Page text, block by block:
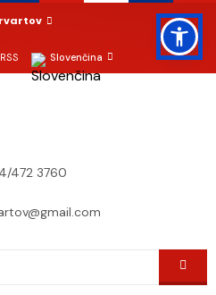
RSS Slovenčina
472 3760